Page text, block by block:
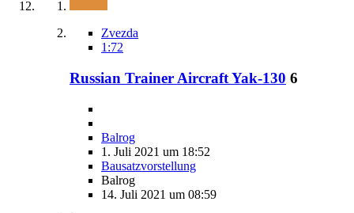
Zvezda
1:72
Russian Trainer Aircraft Yak-130 6
Balrog
1. Juli 2021 um 18:52
Bausatzvorstellung
Balrog
14. Juli 2021 um 08:59